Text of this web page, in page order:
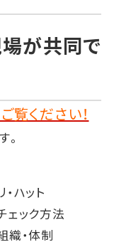
が共同で
覧ください！
。
ハット
ック方法
織・体制